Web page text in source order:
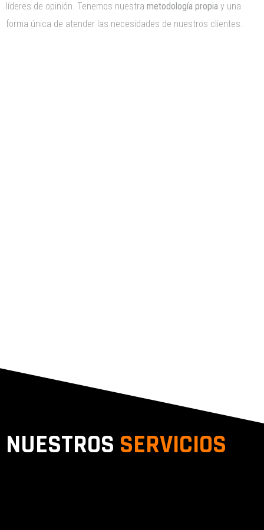
líderes de opinión. Tenemos nuestra metodología propia y una
forma única de atender las necesidades de nuestros clientes.
NUESTROS SERVICIOS